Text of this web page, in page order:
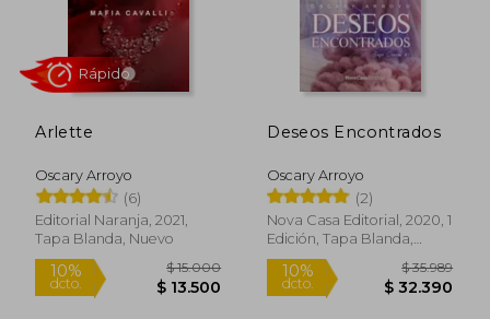
Arlette
Oscary Arroyo
(6)
Editorial Naranja, 2021,
Tapa Blanda, Nuevo
Rápido
Deseos Encontrados
Oscary Arroyo
(2)
Nova Casa Editorial, 2020, 1
Edición, Tapa Blanda,
Nuevo